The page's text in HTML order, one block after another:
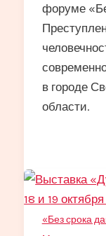
форуме
в городе
области.
«Без срока